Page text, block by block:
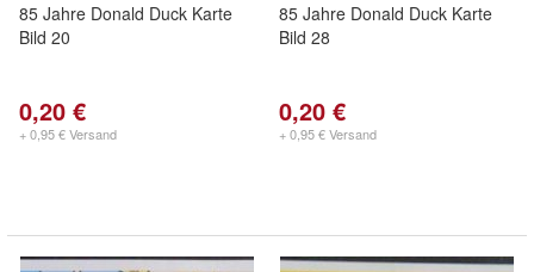
85 Jahre Donald Duck Karte
Bild 20
0,20 €
+ 0,95 € Versand
85 Jahre Donald Duck Karte
Bild 28
0,20 €
+ 0,95 € Versand